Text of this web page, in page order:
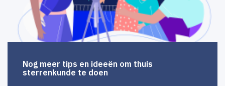
Nog meer tips en ideeën om thuis
sterrenkunde te doen